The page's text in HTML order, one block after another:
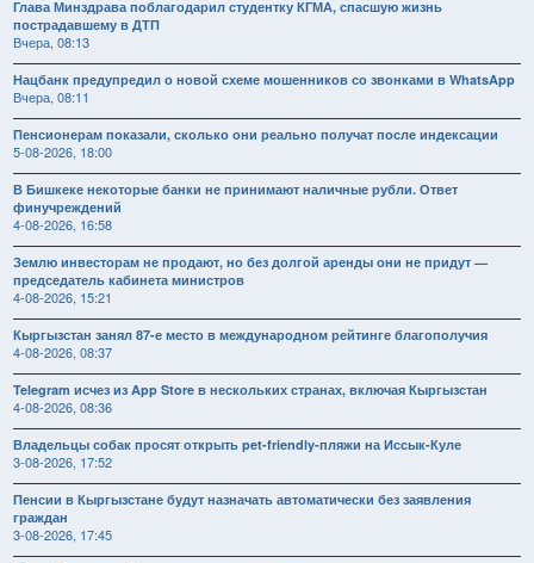
Глава Минздрава поблагодарил студентку КГМА, спасшую жизнь
пострадавшему в ДТП
Вчера, 08:13
Нацбанк предупредил о новой схеме мошенников со звонками в WhatsApp
Вчера, 08:11
Пенсионерам показали, сколько они реально получат после индексации
5-08-2026, 18:00
В Бишкеке некоторые банки не принимают наличные рубли. Ответ
финучреждений
4-08-2026, 16:58
Землю инвесторам не продают, но без долгой аренды они не придут —
председатель кабинета министров
4-08-2026, 15:21
Кыргызстан занял 87-е место в международном рейтинге благополучия
4-08-2026, 08:37
Telegram исчез из App Store в нескольких странах, включая Кыргызстан
4-08-2026, 08:36
Владельцы собак просят открыть pet-friendly-пляжи на Иссык-Куле
3-08-2026, 17:52
Пенсии в Кыргызстане будут назначать автоматически без заявления
граждан
3-08-2026, 17:45